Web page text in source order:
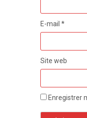
E-mail *
Site web
Enregistrer